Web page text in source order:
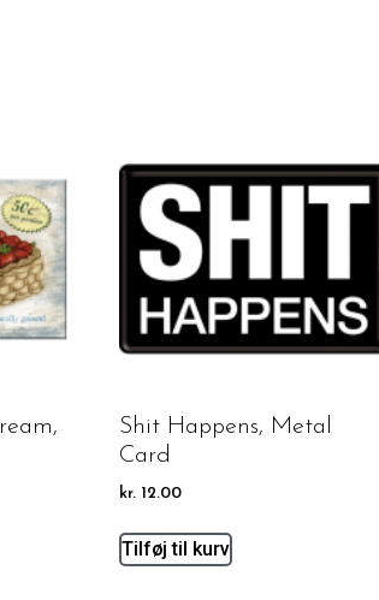
Shit Happens, Metal
Card
kr. 12.00
Tilføj til kurv